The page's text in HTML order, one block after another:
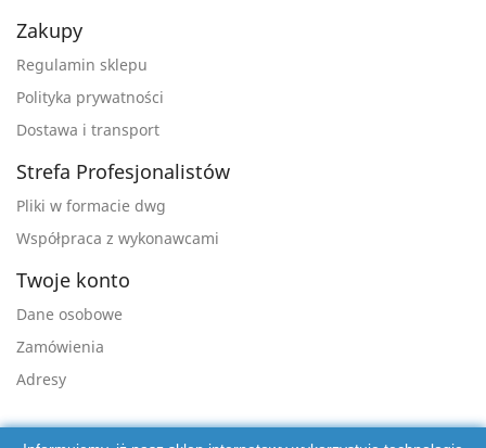
Zakupy
Regulamin sklepu
Polityka prywatności
Dostawa i transport
Strefa Profesjonalistów
Pliki w formacie dwg
Współpraca z wykonawcami
Twoje konto
Dane osobowe
Zamówienia
Adresy